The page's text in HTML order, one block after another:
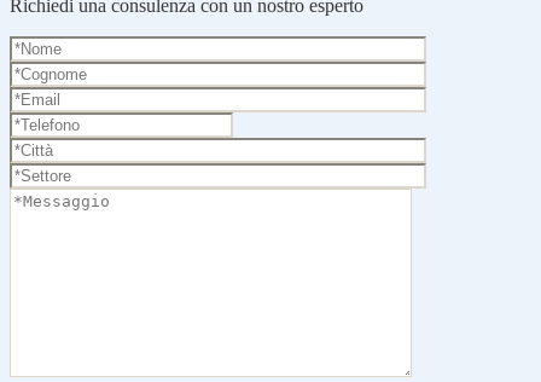
Richiedi una consulenza con un nostro esperto